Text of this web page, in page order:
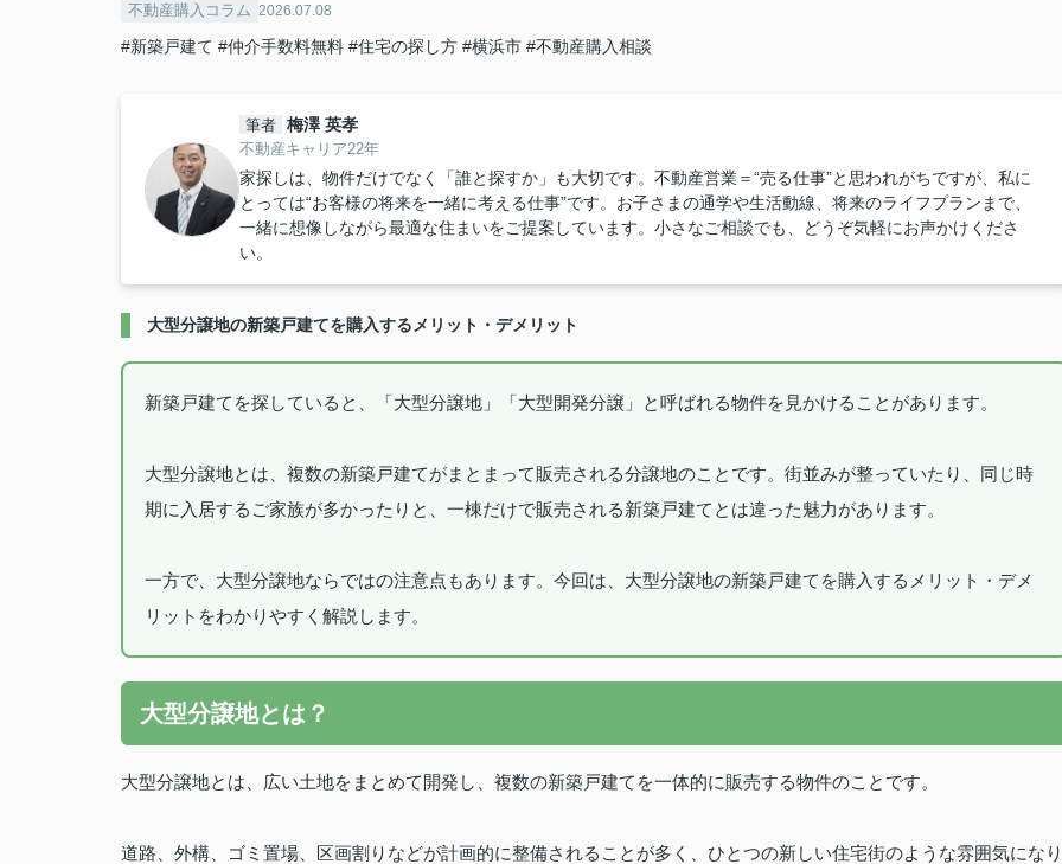
不動産購入コラム 2026.07.08
#新築戸建て #仲介手数料無料 #住宅の探し方 #横浜市 #不動産購入相談
筆者 梅澤 英孝
不動産キャリア22年
家探しは、物件だけでなく「誰と探すか」も大切です。不動産営業＝“売る仕事”と思われがちですが、私に
とっては“お客様の将来を一緒に考える仕事”です。お子さまの通学や生活動線、将来のライフプランまで、
一緒に想像しながら最適な住まいをご提案しています。小さなご相談でも、どうぞ気軽にお声かけくださ
い。
大型分譲地の新築戸建てを購入するメリット・デメリット
新築戸建てを探していると、「大型分譲地」「大型開発分譲」と呼ばれる物件を見かけることがあります。
大型分譲地とは、複数の新築戸建てがまとまって販売される分譲地のことです。街並みが整っていたり、同じ時
期に入居するご家族が多かったりと、一棟だけで販売される新築戸建てとは違った魅力があります。
一方で、大型分譲地ならではの注意点もあります。今回は、大型分譲地の新築戸建てを購入するメリット・デメ
リットをわかりやすく解説します。
大型分譲地とは？
大型分譲地とは、広い土地をまとめて開発し、複数の新築戸建てを一体的に販売する物件のことです。
道路、外構、ゴミ置場、区画割りなどが計画的に整備されることが多く、ひとつの新しい住宅街のような雰囲気になり